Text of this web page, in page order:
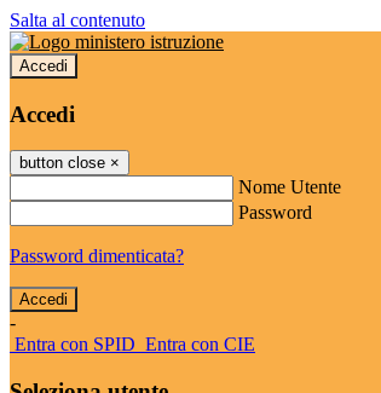
Salta al contenuto
Accedi
Accedi
button close ×
Nome Utente
Password
Password dimenticata?
-
Entra con SPID Entra con CIE